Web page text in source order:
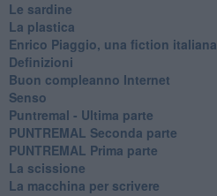
Le sardine
La plastica
​Enrico Piaggio, una fiction italiana
Definizioni
​Buon compleanno Internet
Senso
Puntremal - Ultima parte
PUNTREMAL Seconda parte
​PUNTREMAL Prima parte
La scissione
La macchina per scrivere